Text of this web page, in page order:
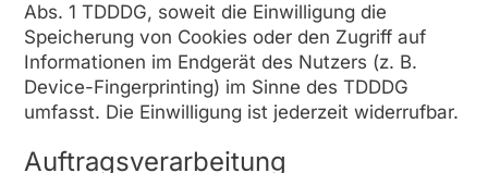
Abs. 1 TDDDG, soweit die Einwilligung die
Speicherung von Cookies oder den Zugriff auf
Informationen im Endgerät des Nutzers (z. B.
Device-Fingerprinting) im Sinne des TDDDG
umfasst. Die Einwilligung ist jederzeit widerrufbar.
Auftragsverarbeitung